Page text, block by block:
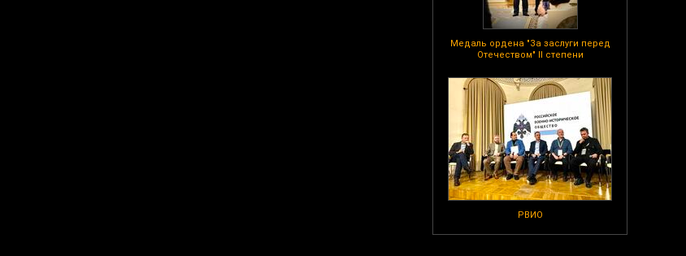
Медаль ордена "За заслуги перед
Отечеством" II степени
РВИО